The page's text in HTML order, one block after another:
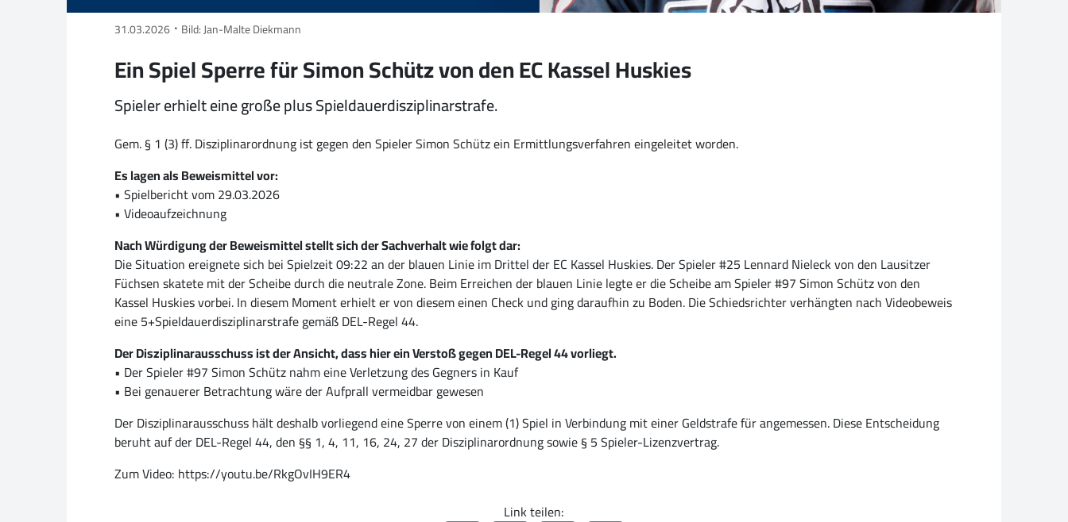
31.03.2026 Bild: Jan-Malte Diekmann
Ein Spiel Sperre für Simon Schütz von den EC Kassel Huskies
Spieler erhielt eine große plus Spieldauerdisziplinarstrafe.
Gem. § 1 (3) ff. Disziplinarordnung ist gegen den Spieler Simon Schütz ein Ermittlungsverfahren eingeleitet worden.
Es lagen als Beweismittel vor:
• Spielbericht vom 29.03.2026
• Videoaufzeichnung
Nach Würdigung der Beweismittel stellt sich der Sachverhalt wie folgt dar:
Die Situation ereignete sich bei Spielzeit 09:22 an der blauen Linie im Drittel der EC Kassel Huskies. Der Spieler #25 Lennard Nieleck von den Lausitzer
Füchsen skatete mit der Scheibe durch die neutrale Zone. Beim Erreichen der blauen Linie legte er die Scheibe am Spieler #97 Simon Schütz von den
Kassel Huskies vorbei. In diesem Moment erhielt er von diesem einen Check und ging daraufhin zu Boden. Die Schiedsrichter verhängten nach Videobeweis
eine 5+Spieldauerdisziplinarstrafe gemäß DEL-Regel 44.
Der Disziplinarausschuss ist der Ansicht, dass hier ein Verstoß gegen DEL-Regel 44 vorliegt.
• Der Spieler #97 Simon Schütz nahm eine Verletzung des Gegners in Kauf
• Bei genauerer Betrachtung wäre der Aufprall vermeidbar gewesen
Der Disziplinarausschuss hält deshalb vorliegend eine Sperre von einem (1) Spiel in Verbindung mit einer Geldstrafe für angemessen. Diese Entscheidung
beruht auf der DEL-Regel 44, den §§ 1, 4, 11, 16, 24, 27 der Disziplinarordnung sowie § 5 Spieler-Lizenzvertrag.
Zum Video: https://youtu.be/RkgOvIH9ER4
Link teilen: